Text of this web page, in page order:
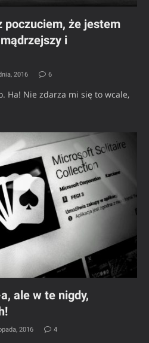
poczuciem, że jestem
i
2016 6
Ha! Nie zdarza mi się to wcale,
ale w te nigdy,
2016 4